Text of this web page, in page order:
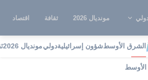
مونديال 2026 ثقافة اقتصاد
الشرق الأوسطشؤون إسرائيليةدوليمونديال 2026
الأوسط